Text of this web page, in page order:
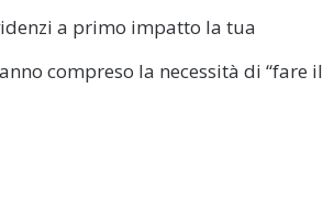
a primo impatto la tua
compreso la necessità di “fare il